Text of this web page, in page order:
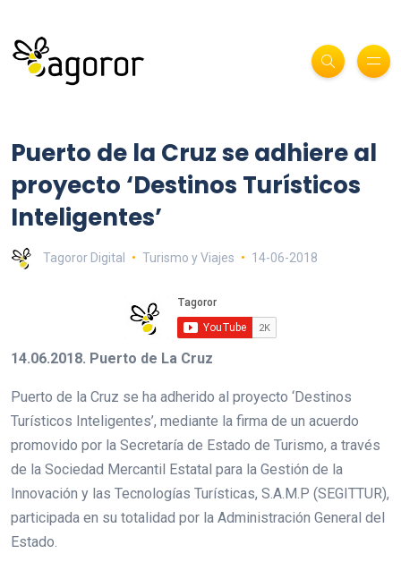
Puerto de la Cruz se adhiere al
proyecto ‘Destinos Turísticos
Inteligentes’
Tagoror Digital Turismo y Viajes 14-06-2018
14.06.2018. Puerto de La Cruz
Puerto de la Cruz se ha adherido al proyecto ‘Destinos
Turísticos Inteligentes’, mediante la firma de un acuerdo
promovido por la Secretaría de Estado de Turismo, a través
de la Sociedad Mercantil Estatal para la Gestión de la
Innovación y las Tecnologías Turísticas, S.A.M.P (SEGITTUR),
participada en su totalidad por la Administración General del
Estado.